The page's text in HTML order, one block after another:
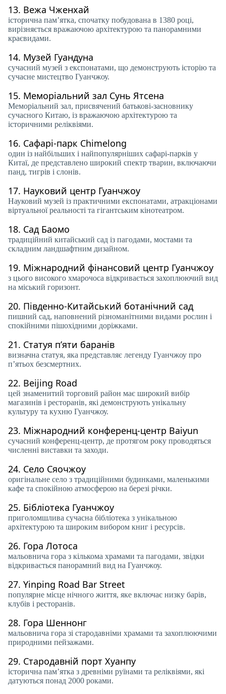
13. Вежа Чженхай
історична пам’ятка, спочатку побудована в 1380 році,
вирізняється вражаючою архітектурою та панорамними
краєвидами.
14. Музей Гуандуна
сучасний музей з експонатами, що демонструють історію та
сучасне мистецтво Гуанчжоу.
15. Меморіальний зал Сунь Ятсена
Меморіальний зал, присвячений батькові-засновнику
сучасного Китаю, із вражаючою архітектурою та
історичними реліквіями.
16. Сафарі-парк Chimelong
один із найбільших і найпопулярніших сафарі-парків у
Китаї, де представлено широкий спектр тварин, включаючи
панд, тигрів і слонів.
17. Науковий центр Гуанчжоу
Науковий музей із практичними експонатами, атракціонами
віртуальної реальності та гігантським кінотеатром.
18. Сад Баомо
традиційний китайський сад із пагодами, мостами та
складним ландшафтним дизайном.
19. Міжнародний фінансовий центр Гуанчжоу
з цього високого хмарочоса відкривається захоплюючий вид
на міський горизонт.
20. Південно-Китайський ботанічний сад
пишний сад, наповнений різноманітними видами рослин і
спокійними пішохідними доріжками.
21. Статуя п’яти баранів
визначна статуя, яка представляє легенду Гуанчжоу про
п’ятьох безсмертних.
22. Beijing Road
цей знаменитий торговий район має широкий вибір
магазинів і ресторанів, які демонструють унікальну
культуру та кухню Гуанчжоу.
23. Міжнародний конференц-центр Baiyun
сучасний конференц-центр, де протягом року проводяться
численні виставки та заходи.
24. Село Сяочжоу
оригінальне село з традиційними будинками, маленькими
кафе та спокійною атмосферою на березі річки.
25. Бібліотека Гуанчжоу
приголомшлива сучасна бібліотека з унікальною
архітектурою та широким вибором книг і ресурсів.
26. Гора Лотоса
мальовнича гора з кількома храмами та пагодами, звідки
відкривається панорамний вид на Гуанчжоу.
27. Yinping Road Bar Street
популярне місце нічного життя, яке включає низку барів,
клубів і ресторанів.
28. Гора Шеннонг
мальовнича гора зі стародавніми храмами та захоплюючими
природними пейзажами.
29. Стародавній порт Хуанпу
історична пам’ятка з древніми руїнами та реліквіями, які
датуються понад 2000 роками.